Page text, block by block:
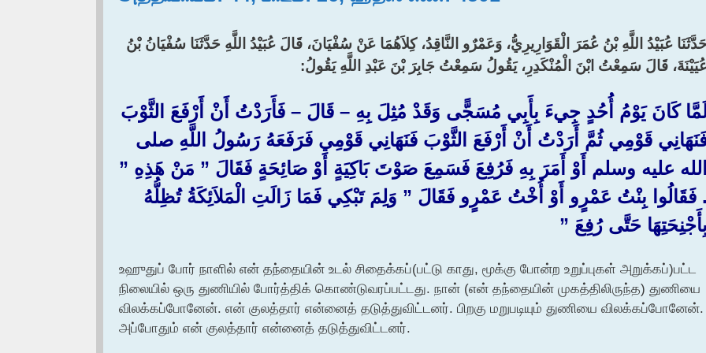
حَدَّثَنَا عُبَيْدُ اللَّهِ بْنُ عُمَرَ الْقَوَارِيرِيُّ، وَعَمْرٌو النَّاقِدُ، كِلاَهُمَا عَنْ سُفْيَانَ، قَالَ عُبَيْدُ اللَّهِ حَدَّثَنَا سُفْيَانُ بْنُ
قَالَ سَمِعْتُ ابْنَ الْمُنْكَدِرِ، يَقُولُ سَمِعْتُ جَابِرَ بْنَ عَبْدِ اللَّهِ يَقُولُ:‏
لَمَّا كَانَ يَوْمُ أُحُدٍ جِيءَ بِأَبِي مُسَجًّى وَقَدْ مُثِلَ بِهِ – قَالَ – فَأَرَدْتُ أَنْ أَرْفَعَ الثَّوْبَ
قَوْمِي ثُمَّ أَرَدْتُ أَنْ أَرْفَعَ الثَّوْبَ فَنَهَانِي قَوْمِي فَرَفَعَهُ رَسُولُ اللَّهِ صلى
الله عليه وسلم أَوْ أَمَرَ بِهِ فَرُفِعَ فَسَمِعَ صَوْتَ بَاكِيَةٍ أَوْ صَائِحَةٍ فَقَالَ ‏”‏ مَنْ هَذِهِ ‏”‏
‏.‏ فَقَالُوا بِنْتُ عَمْرٍو أَوْ أُخْتُ عَمْرٍو فَقَالَ ‏”‏ وَلِمَ تَبْكِي فَمَا زَالَتِ الْمَلاَئِكَةُ تُظِلُّهُ
بِأَجْنِحَتِهَا حَتَّى رُفِعَ ‏”‏
உஹுதுப் போர் நாளில் என் தந்தையின் உடல் சிதைக்கப்(பட்டு காது, மூக்கு போன்ற உறுப்புகள் அறுக்கப்)பட்ட
நிலையில் ஒரு துணியில் போர்த்திக் கொண்டுவரப்பட்டது. நான் (என் தந்தையின் முகத்திலிருந்த) துணியை
விலக்கப்போனேன். என் குலத்தார் என்னைத் தடுத்துவிட்டனர். பிறகு மறுபடியும் துணியை விலக்கப்போனேன்.
அப்போதும் என் குலத்தார் என்னைத் தடுத்துவிட்டனர்.